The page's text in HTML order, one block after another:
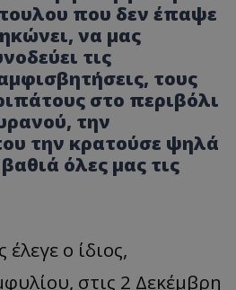
που δεν έπαψε
να μας
τις
τους
στο περιβόλι
την
την κρατούσε ψηλά
όλες μας τις
ο ίδιος,
στις 2 Δεκέμβρη